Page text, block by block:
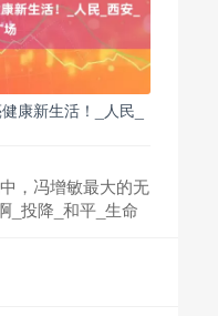
康新生活！_人民_
，冯增敏最大的无
_投降_和平_生命